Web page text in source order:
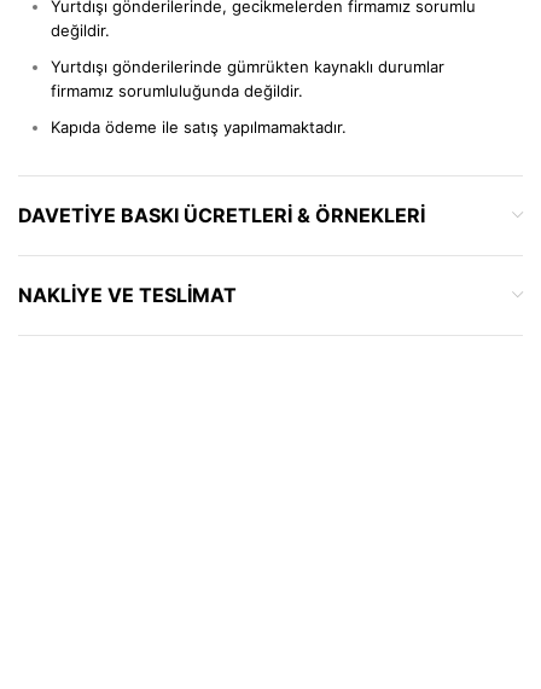
Yurtdışı gönderilerinde, gecikmelerden firmamız sorumlu
değildir.
Yurtdışı gönderilerinde gümrükten kaynaklı durumlar
firmamız sorumluluğunda değildir.
Kapıda ödeme ile satış yapılmamaktadır.
DAVETIYE BASKI ÜCRETLERI & ÖRNEKLERI
NAKLIYE VE TESLIMAT